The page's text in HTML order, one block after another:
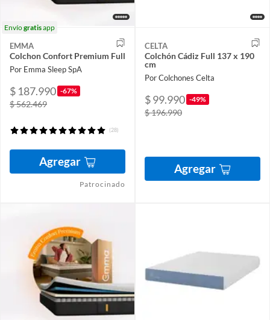
Envíogratisapp
EMMA
Colchon Confort Premium Full
Por Emma Sleep SpA
$ 187.990 -67%
$ 562.469
(28)
Agregar
Patrocinado
CELTA
Colchón Cádiz Full 137 x 190
cm
Por Colchones Celta
$ 99.990 -49%
$ 196.990
Agregar